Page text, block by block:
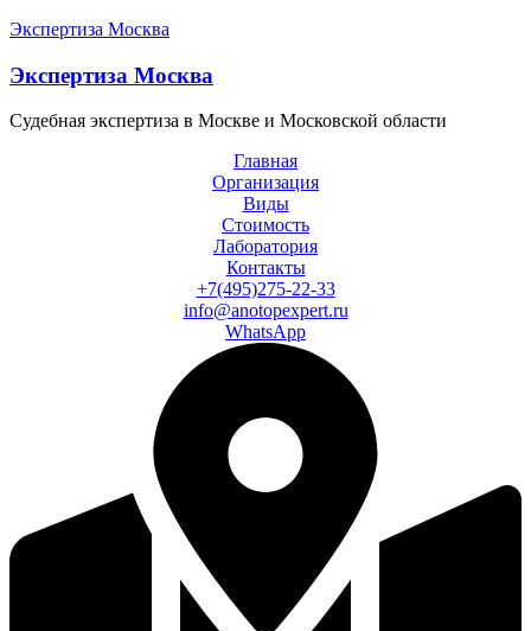
Экспертиза Москва
Экспертиза Москва
Судебная экспертиза в Москве и Московской области
Главная
Организация
Виды
Стоимость
Лаборатория
Контакты
+7(495)275-22-33
info@anotopexpert.ru
WhatsApp